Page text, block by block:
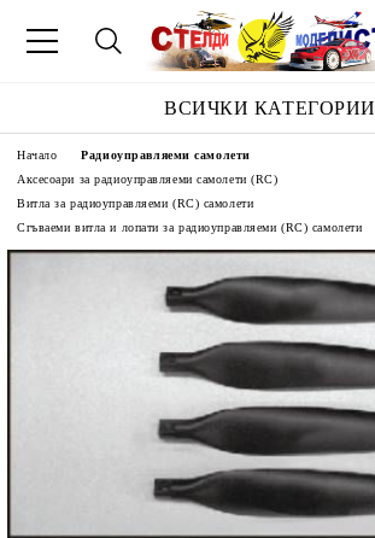
ВСИЧКИ КАТЕГОРИИ
Начало
Радиоуправляеми самолети
Аксесоари за радиоуправляеми самолети (RC)
Витла за радиоуправляеми (RC) самолети
Сгъваеми витла и лопати за радиоуправляеми (RC) самолети